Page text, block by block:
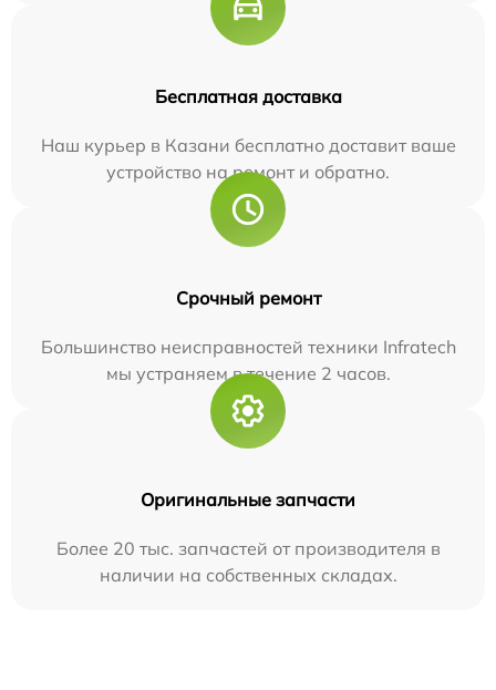
Бесплатная доставка
Наш курьер в Казани бесплатно доставит ваше
устройство на ремонт и обратно.
Срочный ремонт
Большинство неисправностей техники Infratech
мы устраняем в течение 2 часов.
Оригинальные запчасти
Более 20 тыс. запчастей от производителя в
наличии на собственных складах.